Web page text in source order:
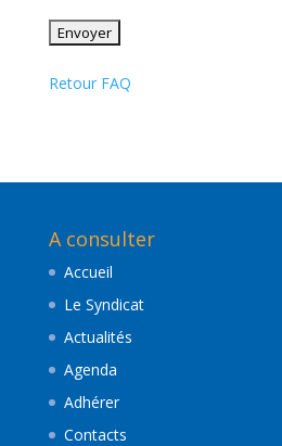
Retour FAQ
A consulter
Accueil
Le Syndicat
Actualités
Agenda
Adhérer
Contacts